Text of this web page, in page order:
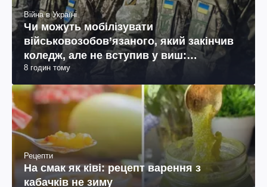
Війна в Україні
Чи можуть мобілізувати
військовозобов’язаного, який закінчив
коледж, але не вступив у виш:
пояснення юриста
8 годин тому
Рецепти
На смак як ківі: рецепт варення з
кабачків не зиму